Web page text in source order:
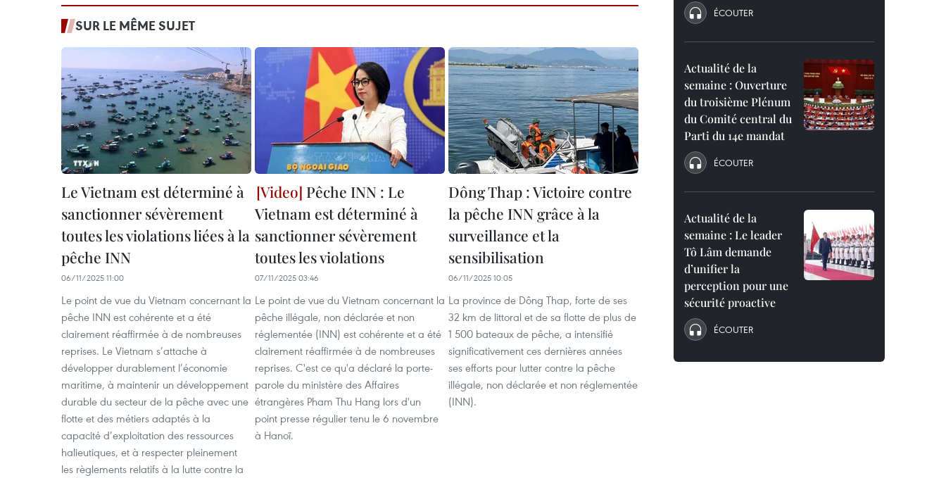
SUR LE MÊME SUJET
Le Vietnam est déterminé à
sanctionner sévèrement
toutes les violations liées à la
pêche INN
06/11/2025 11:00
Le point de vue du Vietnam concernant la
pêche INN est cohérente et a été
clairement réaffirmée à de nombreuses
reprises. Le Vietnam s’attache à
développer durablement l’économie
maritime, à maintenir un développement
durable du secteur de la pêche avec une
flotte et des métiers adaptés à la
capacité d’exploitation des ressources
halieutiques, et à respecter pleinement
les règlements relatifs à la lutte contre la
Pêche INN : Le
Vietnam est déterminé à
sanctionner sévèrement
toutes les violations
07/11/2025 03:46
Le point de vue du Vietnam concernant la
pêche illégale, non déclarée et non
réglementée (INN) est cohérente et a été
clairement réaffirmée à de nombreuses
reprises. C'est ce qu'a déclaré la porte-
parole du ministère des Affaires
étrangères Pham Thu Hang lors d'un
point presse régulier tenu le 6 novembre
à Hanoï.
Dông Thap : Victoire contre
la pêche INN grâce à la
surveillance et la
sensibilisation
06/11/2025 10:05
La province de Dông Thap, forte de ses
32 km de littoral et de sa flotte de plus de
1 500 bateaux de pêche, a intensifié
significativement ces dernières années
ses efforts pour lutter contre la pêche
illégale, non déclarée et non réglementée
(INN).
ÉCOUTER
Actualité de la
semaine : Ouverture
du troisième Plénum
du Comité central du
Parti du 14e mandat
ÉCOUTER
Actualité de la
semaine : Le leader
Tô Lâm demande
d’unifier la
perception pour une
sécurité proactive
ÉCOUTER